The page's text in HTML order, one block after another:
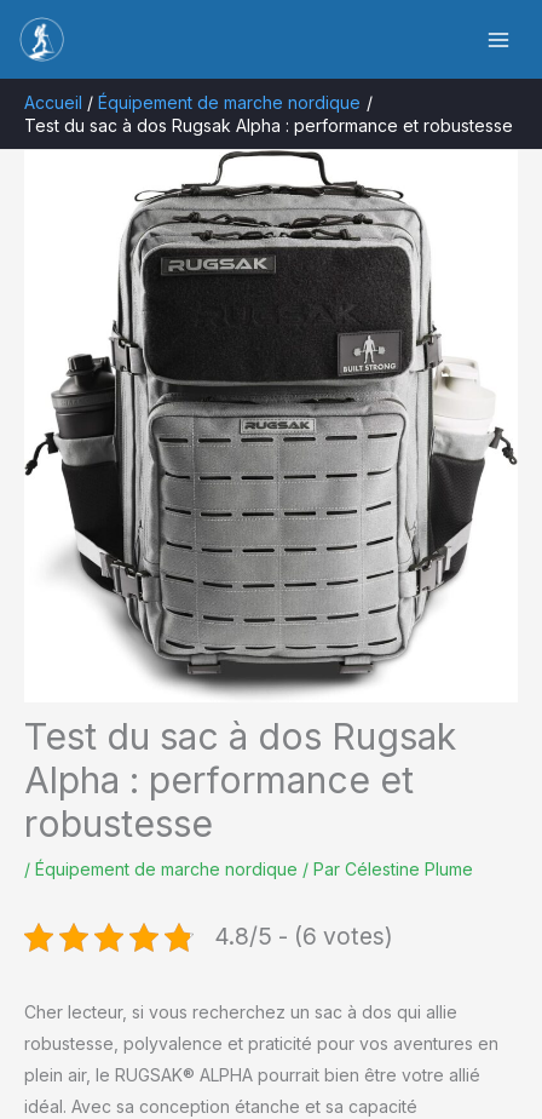
contenu
Accueil
Équipement de marche nordique
Test du sac à dos Rugsak Alpha : performance et robustesse
Test du sac à dos Rugsak
Alpha : performance et
robustesse
/ Équipement de marche nordique / Par Célestine Plume
4.8/5 - (6 votes)
Cher lecteur, si vous recherchez un sac à dos qui allie
robustesse, polyvalence et praticité pour vos aventures en
plein air, le RUGSAK® ALPHA pourrait bien être votre allié
idéal. Avec sa conception étanche et sa capacité
Rechercher